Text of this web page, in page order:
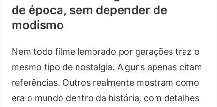
de época, sem depender de
modismo
Nem todo filme lembrado por gerações traz o
mesmo tipo de nostalgia. Alguns apenas citam
referências. Outros realmente mostram como
era o mundo dentro da história, com detalhes